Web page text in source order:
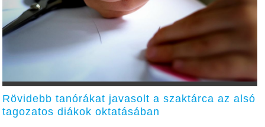
Rövidebb tanórákat javasolt a szaktárca az alsó
tagozatos diákok oktatásában